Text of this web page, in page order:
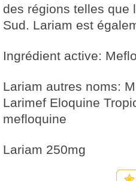
des régions telles que
Sud. Lariam est
Ingrédient active:
Lariam autres noms:
Larimef Eloquine
mefloquine
Lariam 250mg